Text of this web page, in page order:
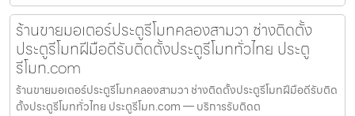
ร้านขายมอเตอร์ประตูรีโมทคลองสามวา ช่างติดตั้ง
ประตูรีโมทฝีมือดีรับติดตั้งประตูรีโมททั่วไทย ประตู
รีโมท.com
ร้านขายมอเตอร์ประตูรีโมทคลองสามวา ช่างติดตั้งประตูรีโมทฝีมือดีรับติด
ตั้งประตูรีโมททั่วไทย ประตูรีโมท.com — บริการรับติดต